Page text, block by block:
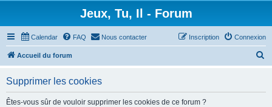
Jeux, Tu, Il - Forum
Calendar FAQ Nous contacter Connexion
Inscription
Accueil du forum
Supprimer les cookies
Êtes-vous sûr de vouloir supprimer les cookies de ce forum ?